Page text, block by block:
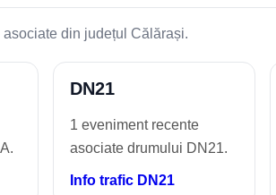
din județul Călărași.
DN21
1 eveniment recente
asociate drumului DN21.
Info trafic DN21